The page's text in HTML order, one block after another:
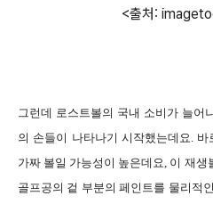
<출처:
그런데 로스트볼의 국내 소비가 늘어
의 손들이 나타나기 시작했는데요.
가짜 볼일 가능성이 높은데요, 이 재
골프공의 겉 부분의 페인트를 물리적